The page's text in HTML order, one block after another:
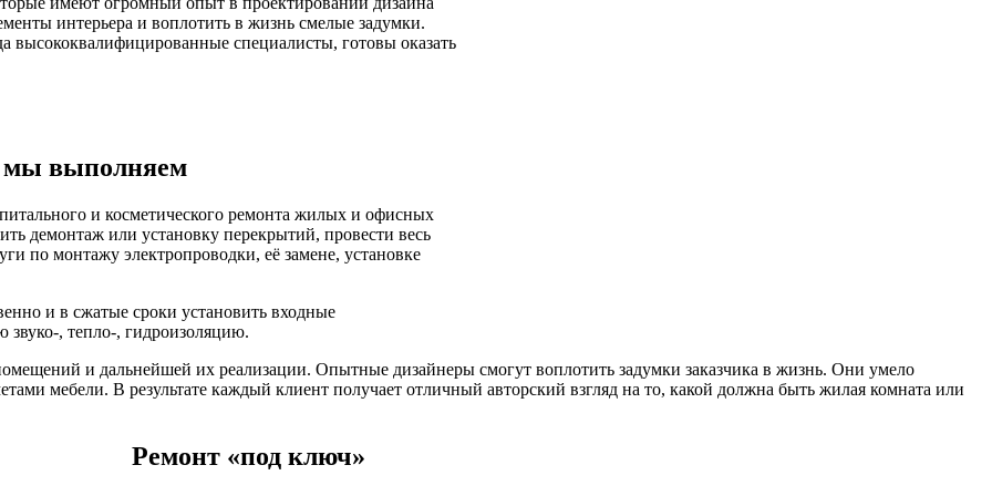
интерьера и воплотить в жизнь смелые задумки.
высококвалифицированные специалисты, готовы оказать
мы выполняем
и косметического ремонта жилых и офисных
демонтаж или установку перекрытий, провести весь
по монтажу электропроводки, её замене, установке
и в сжатые сроки установить входные
, тепло-, гидроизоляцию.
и дальнейшей их реализации. Опытные дизайнеры смогут воплотить задумки заказчика в жизнь. Они умело
мебели. В результате каждый клиент получает отличный авторский взгляд на то, какой должна быть жилая комната или
Ремонт «под ключ»